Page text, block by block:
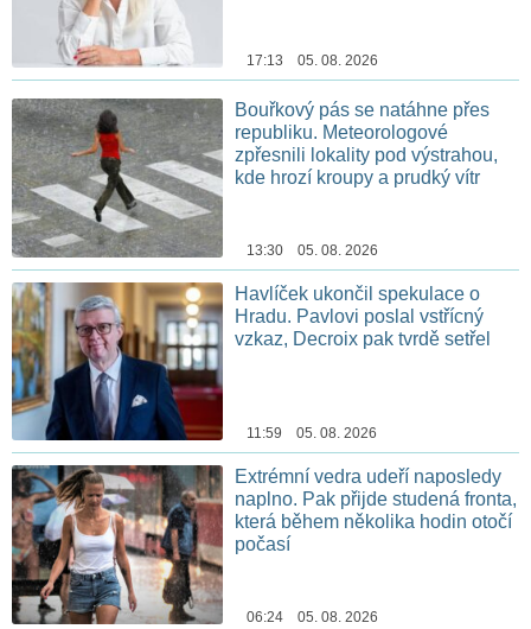
17:13 05. 08. 2026
Bouřkový pás se natáhne přes
republiku. Meteorologové
zpřesnili lokality pod výstrahou,
kde hrozí kroupy a prudký vítr
13:30 05. 08. 2026
Havlíček ukončil spekulace o
Hradu. Pavlovi poslal vstřícný
vzkaz, Decroix pak tvrdě setřel
11:59 05. 08. 2026
Extrémní vedra udeří naposledy
naplno. Pak přijde studená fronta,
která během několika hodin otočí
počasí
06:24 05. 08. 2026